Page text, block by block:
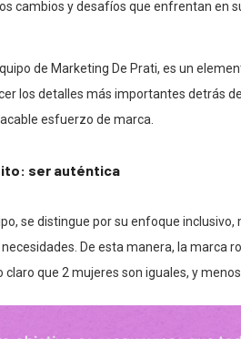
cambios y desafíos que enfrentan en
de Marketing De Prati, es un
los detalles más importantes detrás
esfuerzo de marca.
ser auténtica
se distingue por su enfoque
De esta manera, la marca
claro que 2 mujeres son iguales, y